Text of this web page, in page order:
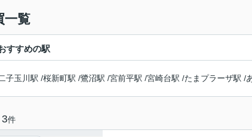
一覧
すすめの駅
子玉川駅 /桜新町駅 /鷺沼駅 /宮前平駅 /宮崎台駅 /たまプラーザ駅 /
3件